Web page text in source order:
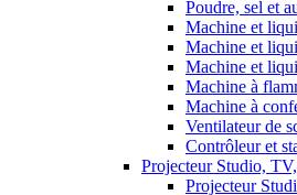
Poudre, sel et
Machine et
Machine et
Machine et
Machine à
Machine à
Ventilateur de
Contrôleur et
Projecteur Studio,
Projecteur